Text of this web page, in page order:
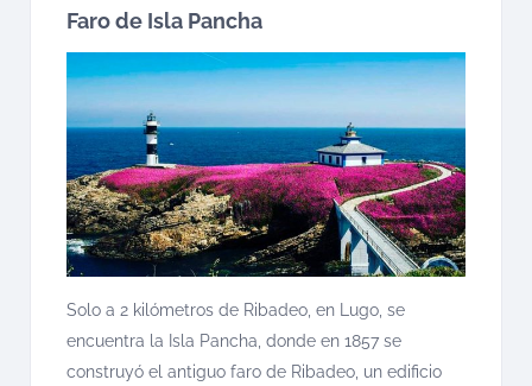
Faro de Isla Pancha
Solo a 2 kilómetros de Ribadeo, en Lugo, se
encuentra la Isla Pancha, donde en 1857 se
construyó el antiguo faro de Ribadeo, un edificio